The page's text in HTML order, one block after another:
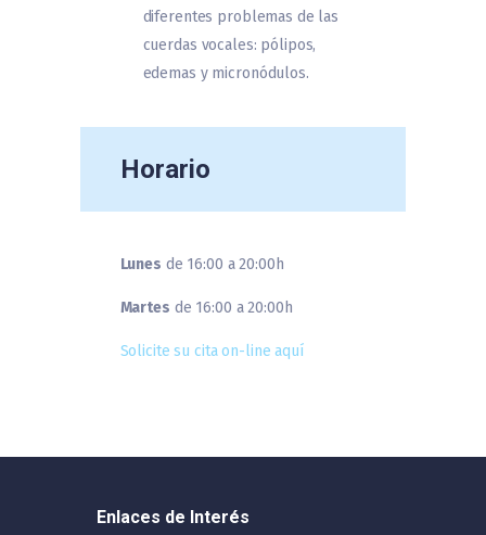
diferentes problemas de las
cuerdas vocales: pólipos,
edemas y micronódulos.
Horario
Lunes de 16:00 a 20:00h
Martes de 16:00 a 20:00h
Solicite su cita on-line aquí
Enlaces de Interés